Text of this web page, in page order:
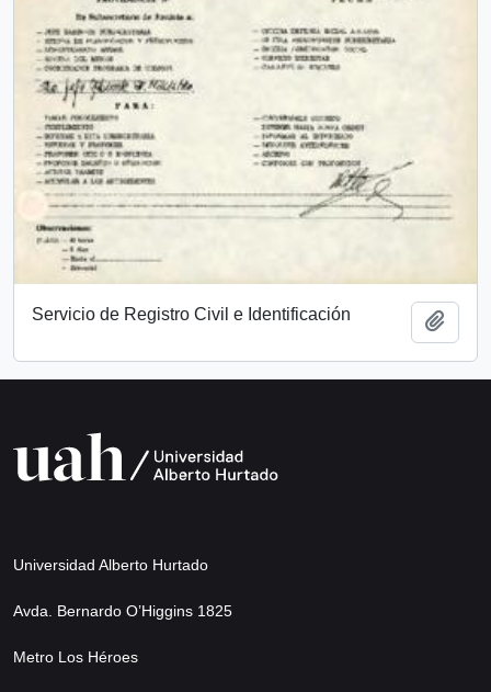
Servicio de Registro Civil e Identificación
Universidad Alberto Hurtado
Avda. Bernardo O’Higgins 1825
Metro Los Héroes